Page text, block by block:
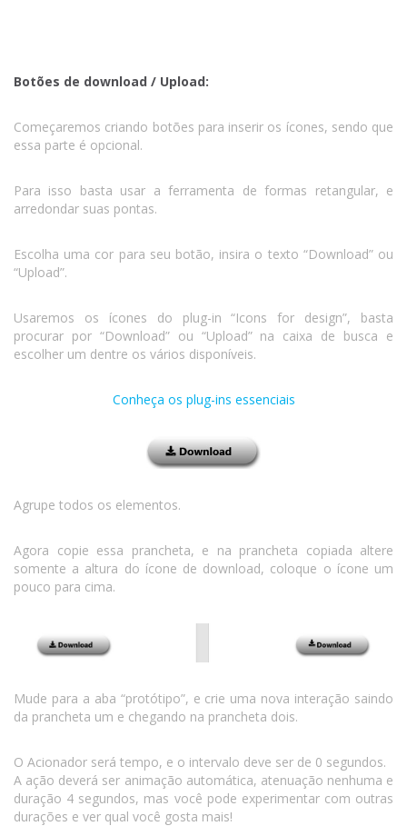
Botões de download / Upload:
Começaremos criando botões para inserir os ícones, sendo que
essa parte é opcional.
Para isso basta usar a ferramenta de formas retangular, e
arredondar suas pontas.
Escolha uma cor para seu botão, insira o texto “Download” ou
“Upload”.
Usaremos os ícones do plug-in “Icons for design”, basta
procurar por “Download” ou “Upload” na caixa de busca e
escolher um dentre os vários disponíveis.
Conheça os plug-ins essenciais
Agrupe todos os elementos.
Agora copie essa prancheta, e na prancheta copiada altere
somente a altura do ícone de download, coloque o ícone um
pouco para cima.
Mude para a aba “protótipo”, e crie uma nova interação saindo
da prancheta um e chegando na prancheta dois.
O Acionador será tempo, e o intervalo deve ser de 0 segundos.
A ação deverá ser animação automática, atenuação nenhuma e
duração 4 segundos, mas você pode experimentar com outras
durações e ver qual você gosta mais!